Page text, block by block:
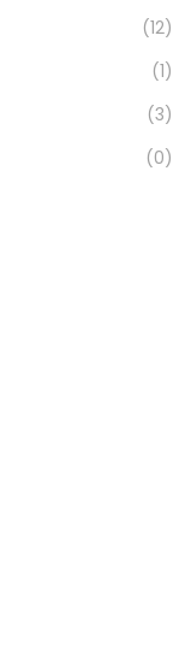
(12)
(1)
(3)
(0)